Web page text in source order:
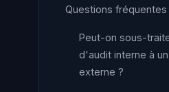
Questions fréquentes
Peut-on sous-
d'audit interne à
externe ?